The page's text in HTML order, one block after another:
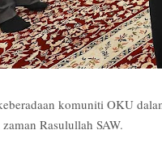
komuniti OKU
Rasulullah SAW.